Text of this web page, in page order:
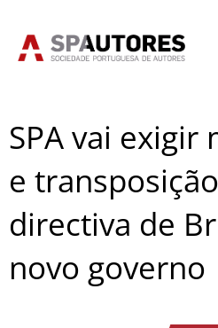
SPA vai exigir
e
directiva de
novo governo